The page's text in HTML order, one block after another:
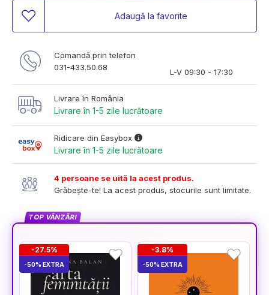
Adaugă la favorite
Comandă prin telefon
031-433.50.68
L-V 09:30 - 17:30
Livrare în România
Livrare în 1-5 zile lucrătoare
Ridicare din Easybox
Livrare în 1-5 zile lucrătoare
4 persoane se uită la acest produs.
Grăbește-te! La acest produs, stocurile sunt limitate.
TOP VÂNZĂRI
-27.5%
-50% EXTRA
-3.8%
-50% EXTRA